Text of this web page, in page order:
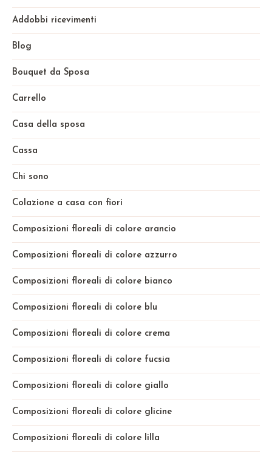
Addobbi ricevimenti
Blog
Bouquet da Sposa
Carrello
Casa della sposa
Cassa
Chi sono
Colazione a casa con fiori
Composizioni floreali di colore arancio
Composizioni floreali di colore azzurro
Composizioni floreali di colore bianco
Composizioni floreali di colore blu
Composizioni floreali di colore crema
Composizioni floreali di colore fucsia
Composizioni floreali di colore giallo
Composizioni floreali di colore glicine
Composizioni floreali di colore lilla